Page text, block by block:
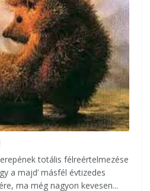
totális félreértelmezése
a majd’ másfél évtizedes
ma még nagyon kevesen...